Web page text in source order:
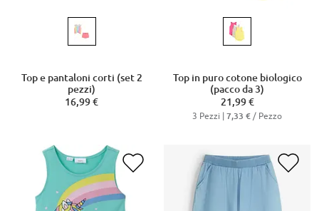
Top e pantaloni corti (set 2
pezzi)
16,99 €
Top in puro cotone biologico
(pacco da 3)
21,99 €
3 Pezzi | 7,33 € / Pezzo